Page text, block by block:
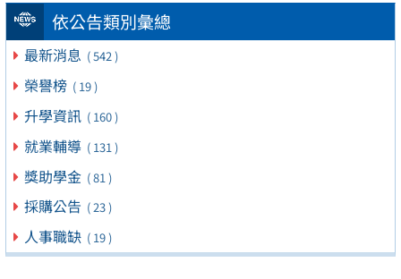
依公告類別彙總
最新消息 ( 542 )
榮譽榜 ( 19 )
升學資訊 ( 160 )
就業輔導 ( 131 )
獎助學金 ( 81 )
採購公告 ( 23 )
人事職缺 ( 19 )